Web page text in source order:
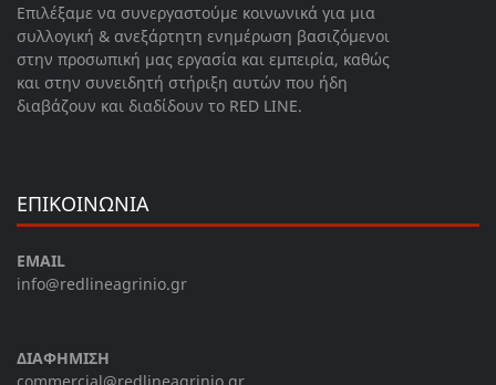
Επιλέξαμε να συνεργαστούμε κοινωνικά για μια
συλλογική & ανεξάρτητη ενημέρωση βασιζόμενοι
στην προσωπική μας εργασία και εμπειρία, καθώς
και στην συνειδητή στήριξη αυτών που ήδη
διαβάζουν και διαδίδουν το RED LINE.
ΕΠΙΚΟΙΝΩΝΙΑ
EMAIL
info@redlineagrinio.gr
ΔΙΑΦΗΜΙΣΗ
commercial@redlineagrinio.gr